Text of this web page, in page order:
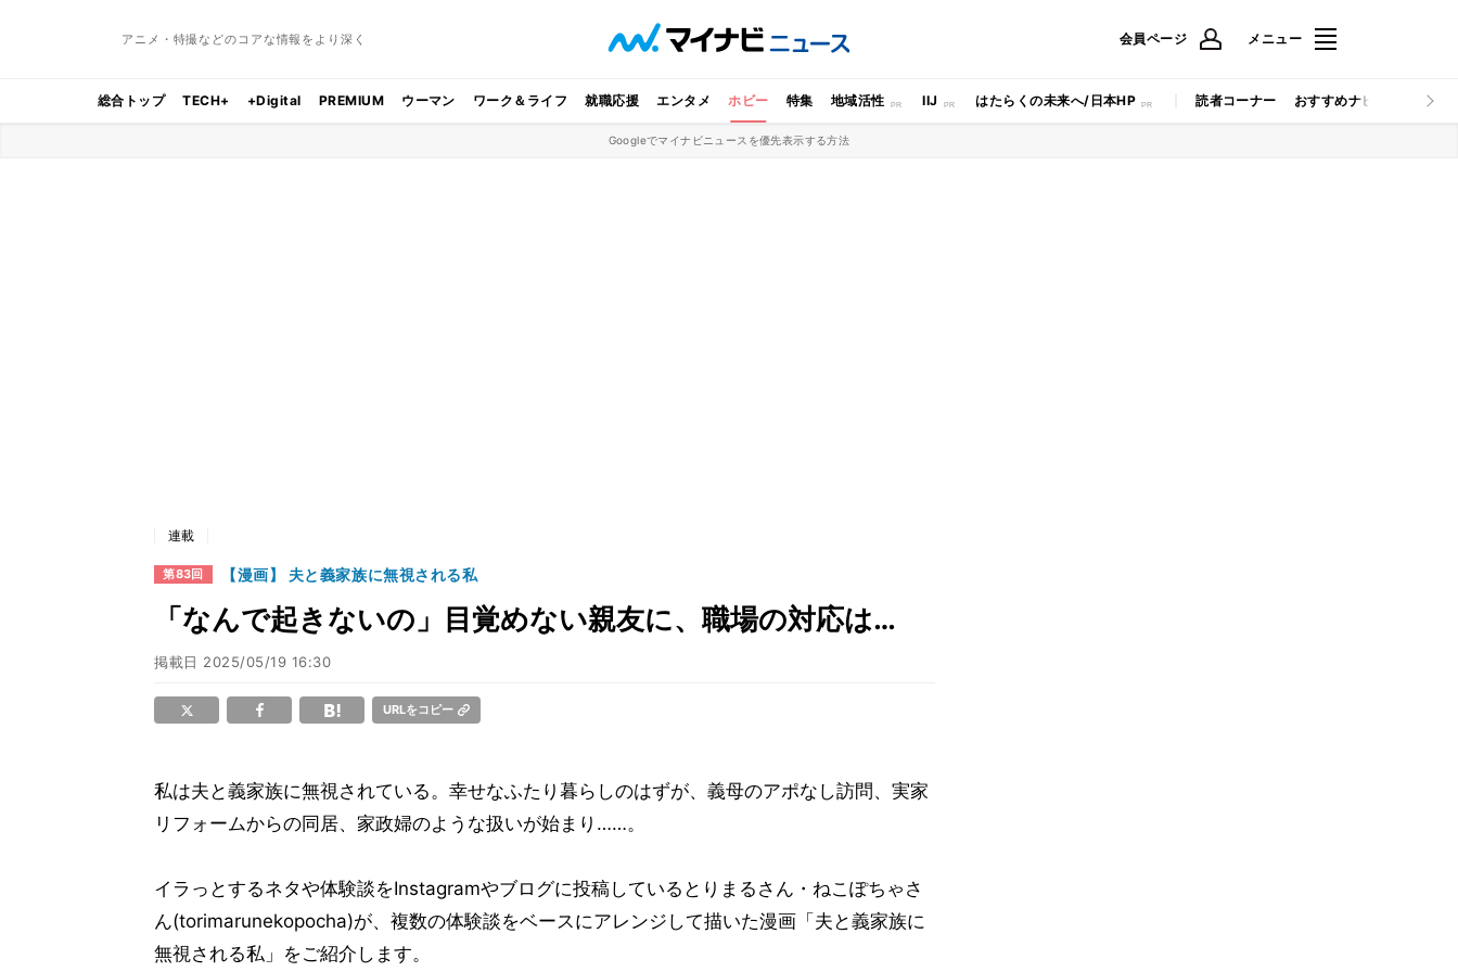
アニメ・特撮などのコアな情報をより深く 会員ページ メニュー
総合トップ TECH+ +Digital PREMIUM ウーマン ワーク＆ライフ 就職応援 エンタメ ホビー 特集 地域活性 IIJ はたらくの未来へ/日本HP 読者コーナー おすすめナビ マイナビ
Googleでマイナビニュースを優先表示する方法
連載
第83回 【漫画】 夫と義家族に無視される私
「なんで起きないの」目覚めない親友に、職場の対応は…
掲載日 2025/05/19 16:30
URLをコピー
私は夫と義家族に無視されている。幸せなふたり暮らしのはずが、義母のアポなし訪問、実家
リフォームからの同居、家政婦のような扱いが始まり……。
イラっとするネタや体験談をInstagramやブログに投稿しているとりまるさん・ねこぽちゃさ
ん(torimarunekopocha)が、複数の体験談をベースにアレンジして描いた漫画「夫と義家族に
無視される私」をご紹介します。